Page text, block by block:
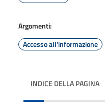
Argomenti:
Accesso all'informazione
INDICE DELLA PAGINA